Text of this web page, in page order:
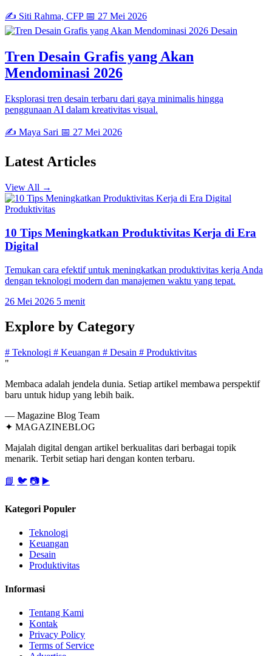
✍️ Siti Rahma, CFP 📅 27 Mei 2026
Desain
Tren Desain Grafis yang Akan
Mendominasi 2026
Eksplorasi tren desain terbaru dari gaya minimalis hingga
penggunaan AI dalam kreativitas visual.
✍️ Maya Sari 📅 27 Mei 2026
Latest Articles
View All →
Produktivitas
10 Tips Meningkatkan Produktivitas Kerja di Era
Digital
Temukan cara efektif untuk meningkatkan produktivitas kerja Anda
dengan teknologi modern dan manajemen waktu yang tepat.
26 Mei 2026 5 menit
Explore by Category
# Teknologi # Keuangan # Desain # Produktivitas
"
Membaca adalah jendela dunia. Setiap artikel membawa perspektif
baru untuk hidup yang lebih baik.
— Magazine Blog Team
✦ MAGAZINEBLOG
Majalah digital dengan artikel berkualitas dari berbagai topik
menarik. Terbit setiap hari dengan konten terbaru.
📘 🐦 📷 ▶️
Kategori Populer
Teknologi
Keuangan
Desain
Produktivitas
Informasi
Tentang Kami
Kontak
Privacy Policy
Terms of Service